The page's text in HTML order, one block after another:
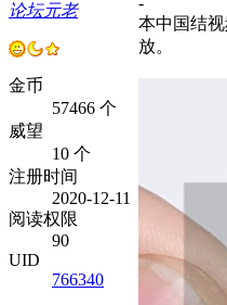
论坛元老
金币
57466 个
威望
10 个
注册时间
2020-12-11
阅读权限
90
UID
766340
本中国结视
放。